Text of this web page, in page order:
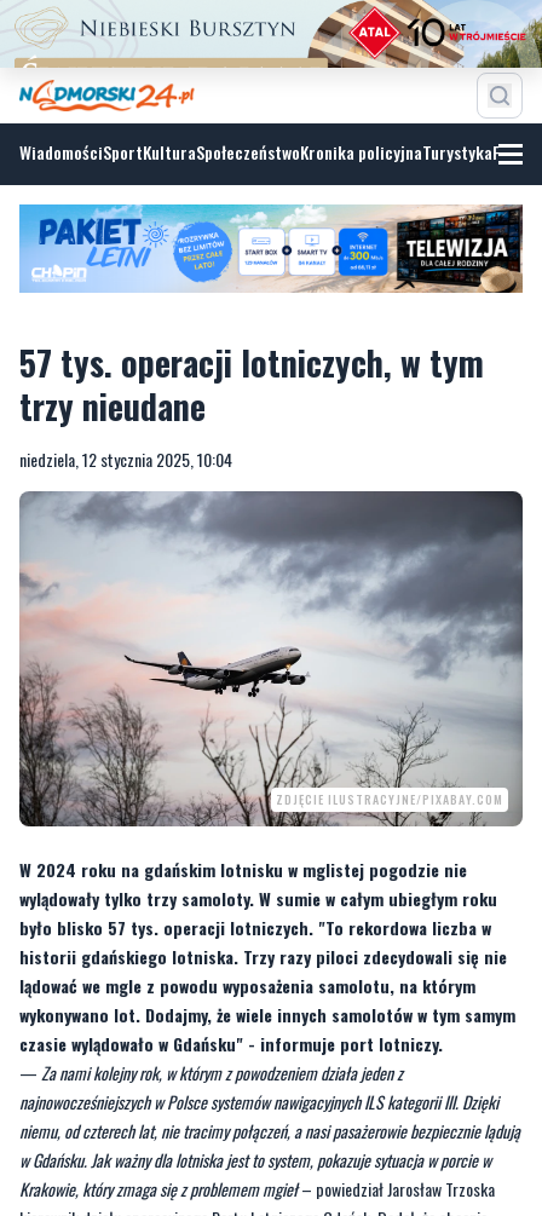
WiadomościSportKulturaSpołeczeństwoKronika policyjnaTurystyka
57 tys. operacji lotniczych, w tym
niedziela, 12 stycznia 2025, 10:04
ZDJĘCIE ILUSTRACYJNE/PIXABAY.COM
W 2024 roku na gdańskim lotnisku w mglistej pogodzie nie
wylądowały tylko trzy samoloty. W sumie w całym ubiegłym roku
historii gdańskiego lotniska. Trzy razy piloci zdecydowali się nie
lądować we mgle z powodu wyposażenia samolotu, na którym
wykonywano lot. Dodajmy, że wiele innych samolotów w tym samym
czasie wylądowało w Gdańsku" - informuje port lotniczy.
—Za nami kolejny rok, w którym z powodzeniem działa jeden z
najnowocześniejszych w Polsce systemów nawigacyjnych ILS kategorii III. Dzięki
niemu, od czterech lat, nie tracimy połączeń, a nasi pasażerowie bezpiecznie lądują
w Gdańsku. Jak ważny dla lotniska jest to system, pokazuje sytuacja w porcie w
Krakowie, który zmaga się z problemem mgieł– powiedział Jarosław Trzoska
kierownik działu operacyjnego Portu Lotniczego Gdańsk. Dodał, że obecnie
wyzwaniem dla wszystkich uczestników ruchu lotniczego jest nie tyle pogoda, co
zdarzające się zakłócenia sygnału GPS, które doskwierają liniom lotniczym i ich